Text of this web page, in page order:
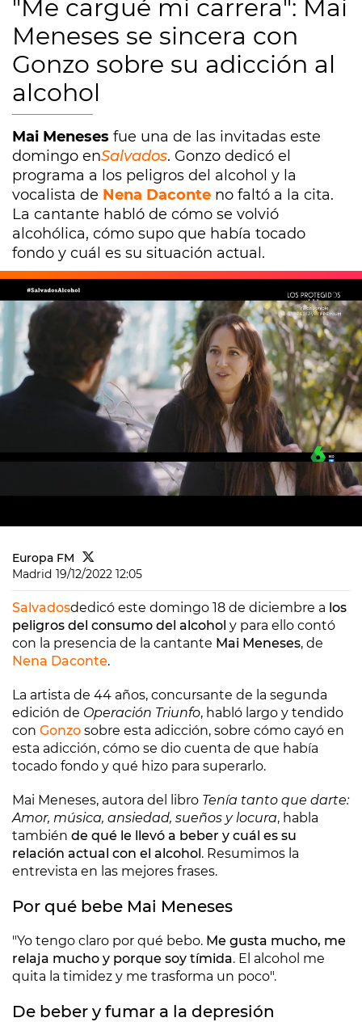
"Me cargué mi carrera": Mai
Meneses se sincera con
Gonzo sobre su adicción al
alcohol
Mai Meneses fue una de las invitadas este
domingo enSalvados. Gonzo dedicó el
programa a los peligros del alcohol y la
vocalista de Nena Daconte no faltó a la cita.
La cantante habló de cómo se volvió
alcohólica, cómo supo que había tocado
fondo y cuál es su situación actual.
Europa FM
Madrid 19/12/2022 12:05
Salvadosdedicó este domingo 18 de diciembre a los
peligros del consumo del alcohol y para ello contó
con la presencia de la cantante Mai Meneses, de
Nena Daconte.
La artista de 44 años, concursante de la segunda
edición de Operación Triunfo, habló largo y tendido
con Gonzo sobre esta adicción, sobre cómo cayó en
esta adicción, cómo se dio cuenta de que había
tocado fondo y qué hizo para superarlo.
Mai Meneses, autora del libro Tenía tanto que darte:
Amor, música, ansiedad, sueños y locura, habla
también de qué le llevó a beber y cuál es su
relación actual con el alcohol. Resumimos la
entrevista en las mejores frases.
Por qué bebe Mai Meneses
"Yo tengo claro por qué bebo. Me gusta mucho, me
relaja mucho y porque soy tímida. El alcohol me
quita la timidez y me trasforma un poco".
De beber y fumar a la depresión